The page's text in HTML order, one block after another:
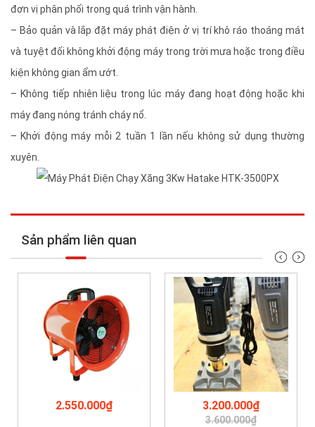
đơn vị phân phối trong quá trình vận hành.
– Bảo quản và lắp đặt máy phát điện ở vị trí khô ráo thoáng mát
và tuyệt đối không khởi động máy trong trời mưa hoặc trong điều
kiện không gian ẩm ướt.
– Không tiếp nhiên liệu trong lúc máy đang hoạt động hoặc khi
máy đang nóng tránh cháy nổ.
– Khởi động máy mỗi 2 tuần 1 lần nếu không sử dụng thường
xuyên.
Sản phẩm liên quan
2.550.000₫ 3.200.000₫
3.600.000₫